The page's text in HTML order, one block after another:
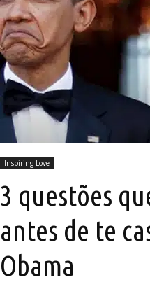
Inspiring Love
3 questões
antes de te
Obama